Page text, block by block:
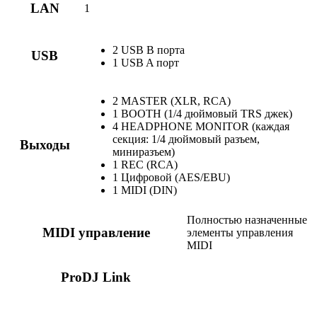
LAN 1
USB
2 USB В порта
1 USB A порт
Выходы
2 MASTER (XLR, RCA)
1 BOOTH (1/4 дюймовый TRS джек)
4 HEADPHONE MONITOR (каждая
секция: 1/4 дюймовый разъем,
миниразъем)
1 REC (RCA)
1 Цифровой (AES/EBU)
1 MIDI (DIN)
MIDI управление
Полностью назначенные
элементы управления
MIDI
ProDJ Link